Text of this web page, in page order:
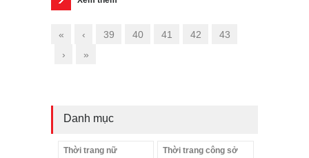
« ‹ 39 40 41 42
43
›
»
Danh mục
Thời trang nữ Thời trang công sở